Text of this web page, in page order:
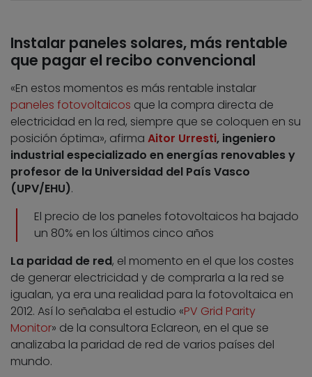
Instalar paneles solares, más rentable
que pagar el recibo convencional
«En estos momentos es más rentable instalar
paneles fotovoltaicos que la compra directa de
electricidad en la red, siempre que se coloquen en su
posición óptima», afirma Aitor Urresti, ingeniero
industrial especializado en energías renovables y
profesor de la Universidad del País Vasco
(UPV/EHU).
El precio de los paneles fotovoltaicos ha bajado
un 80% en los últimos cinco años
La paridad de red, el momento en el que los costes
de generar electricidad y de comprarla a la red se
igualan, ya era una realidad para la fotovoltaica en
2012. Así lo señalaba el estudio «PV Grid Parity
Monitor» de la consultora Eclareon, en el que se
analizaba la paridad de red de varios países del
mundo.